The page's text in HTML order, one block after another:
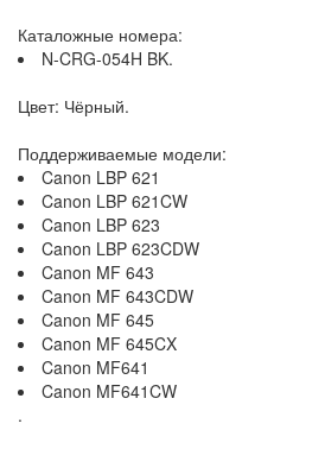
Каталожные номера:
N-CRG-054H BK.
Цвет: Чёрный.
Поддерживаемые модели:
Canon LBP 621
Canon LBP 621CW
Canon LBP 623
Canon LBP 623CDW
Canon MF 643
Canon MF 643CDW
Canon MF 645
Canon MF 645CX
Canon MF641
Canon MF641CW
.